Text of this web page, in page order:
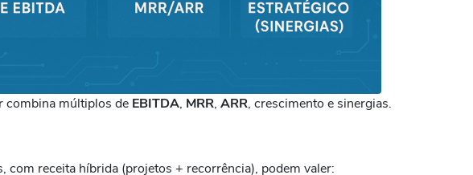
combina múltiplos de EBITDA, MRR,ARR, crescimento e sinergias.
com receita híbrida (projetos + recorrência), podem valer: